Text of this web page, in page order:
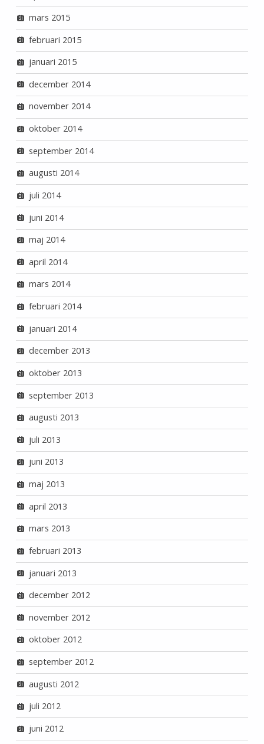
mars 2015
februari 2015
januari 2015
december 2014
november 2014
oktober 2014
september 2014
augusti 2014
juli 2014
juni 2014
maj 2014
april 2014
mars 2014
februari 2014
januari 2014
december 2013
oktober 2013
september 2013
augusti 2013
juli 2013
juni 2013
maj 2013
april 2013
mars 2013
februari 2013
januari 2013
december 2012
november 2012
oktober 2012
september 2012
augusti 2012
juli 2012
juni 2012